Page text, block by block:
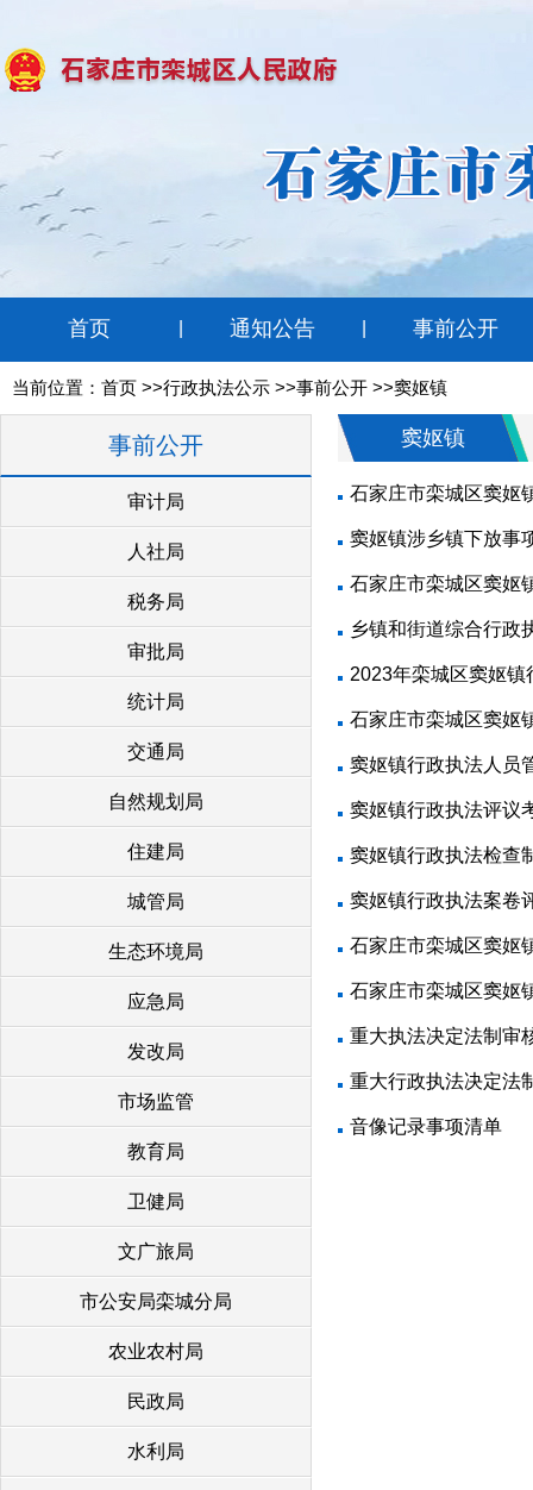
首页 通知公告 事前公开
当前位置： 首页 >>行政执法公示 >>事前公开 >>窦妪镇
事前公开
审计局
人社局
税务局
审批局
统计局
交通局
自然规划局
住建局
城管局
生态环境局
应急局
发改局
市场监管
教育局
卫健局
文广旅局
市公安局栾城分局
农业农村局
民政局
水利局
窦妪镇
石家庄市栾城区窦妪
窦妪镇涉乡镇下放事
石家庄市栾城区窦妪
乡镇和街道综合行政
2023年栾城区窦妪镇
石家庄市栾城区窦妪
窦妪镇行政执法人员
窦妪镇行政执法评议
窦妪镇行政执法检查
窦妪镇行政执法案卷
石家庄市栾城区窦妪
石家庄市栾城区窦妪
重大执法决定法制审
重大行政执法决定法
音像记录事项清单